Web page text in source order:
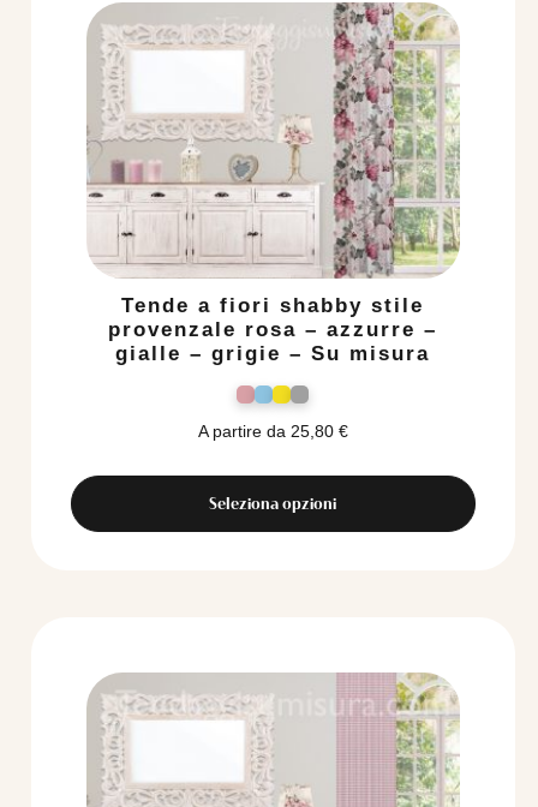
Tende a fiori shabby stile
provenzale rosa – azzurre –
gialle – grigie – Su misura
A partire da 25,80 €
Seleziona opzioni